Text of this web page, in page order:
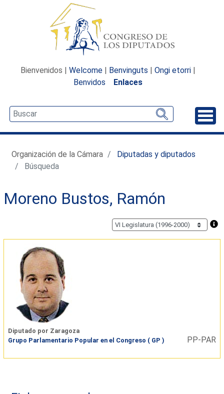
Bienvenidos | Welcome | Benvinguts | Ongi etorri |
Benvidos
Enlaces
Organización de la Cámara
Diputadas y diputados
Búsqueda
Moreno Bustos, Ramón
Diputado por Zaragoza
Grupo Parlamentario Popular en el Congreso ( GP )
PP-PAR